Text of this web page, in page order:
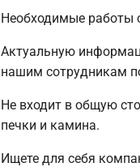
Необходимые работы
Актуальную
нашим сотрудникам
Не входит в общую
печки и камина.
Ищете для себя